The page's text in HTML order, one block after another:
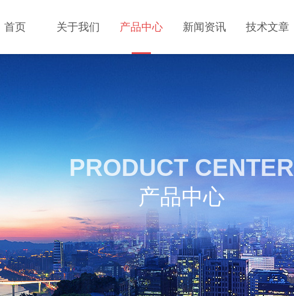
首页 关于我们 产品中心 新闻资讯 技术文章
PRODUCT CENTER
产品中心